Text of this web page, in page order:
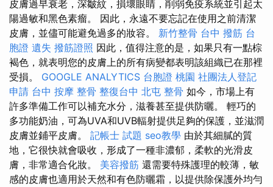
皮膚過早衰老，深皺紋，損壞眼睛，削弱免疫系統並引起太
陽過敏和黑色素瘤。 因此，永遠不要忘記在使用之前清潔
皮膚，並儘可能避免過多的妝容。 新竹整骨 台中 撥筋 台
胞證 遺失 撥筋證照 因此，值得注意的是，如果只有一點棕
褐色，就表明您的皮膚上的所有病變都表明該組織已在那裡
受損。 GOOGLE ANALYTICS 台胞證 桃園 社團法人登記
申請 台中 按摩 整骨 整復台中 北屯 整骨 如今，市場上有
許多準備工作可以補充水分，滋養甚至提供防曬。 輕巧的
多功能奶油，可為UVA和UVB輻射提供足夠的保護，並滋潤
皮膚並鋪平皮膚。 記帳士 試題 seo教學 由於其細膩的質
地，它很快就會吸收，形成了一種非濃郁，柔軟的光滑皮
膚，非常適合化妝。 美容撥筋 還需要特殊護理的較薄，敏
感的皮膚也適用於天然和有色防曬霜，以提供除保護外均勻